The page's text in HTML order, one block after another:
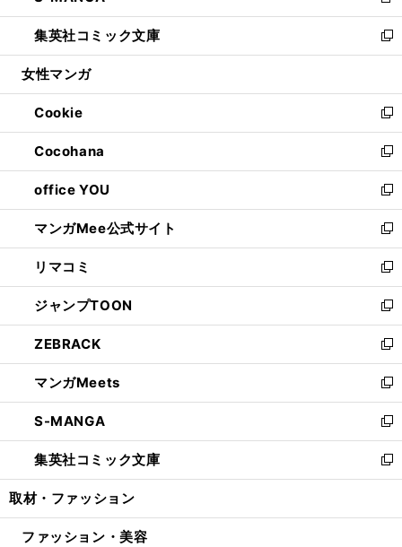
開
く
ウ
で
開
ン
ド
ウ
開
く
ウ
ィ
ン
ウ
で
開
く
し
い
ウ
ン
ド
ウ
で
開
く
集英社コミック文庫
新
し
ウ
ィ
ン
ド
ウ
で
開
く
女性マンガ
Cookie
新
し
い
ウ
ィ
ン
ド
ウ
で
開
く
Cocohana
新
し
い
ウ
ィ
ン
ド
ウ
で
開
く
office YOU
新
し
い
ウ
ィ
ン
ド
ウ
で
開
く
マンガMee公式サイト
新
し
い
ウ
ィ
ン
ド
ウ
で
開
く
リマコミ
新
し
い
ウ
ィ
ン
ド
ウ
で
開
く
ジャンプTOON
新
し
い
ウ
ィ
ン
ド
ウ
で
開
ZEBRACK
新
し
い
ウ
ィ
ン
ド
ウ
開
マンガMeets
新
し
い
ウ
ィ
ン
ウ
S-MANGA
新
し
い
ウ
ン
集英社コミック文庫
新
し
ウ
取材・ファッション
ファッション・美容